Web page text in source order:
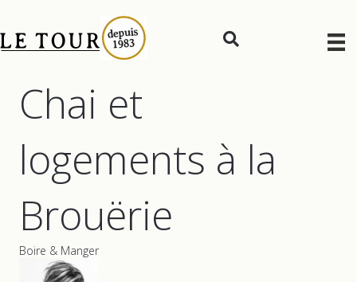
Chai et
logements à la
Brouërie
Boire & Manger